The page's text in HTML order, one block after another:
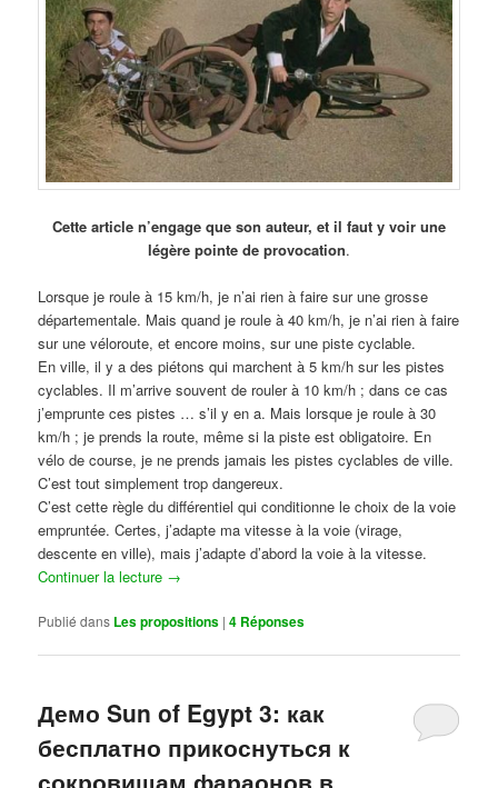
Cette article n’engage que son auteur, et il faut y voir une
légère pointe de provocation.
Lorsque je roule à 15 km/h, je n’ai rien à faire sur une grosse
départementale. Mais quand je roule à 40 km/h, je n’ai rien à faire
sur une véloroute, et encore moins, sur une piste cyclable.
En ville, il y a des piétons qui marchent à 5 km/h sur les pistes
cyclables. Il m’arrive souvent de rouler à 10 km/h ; dans ce cas
j’emprunte ces pistes … s’il y en a. Mais lorsque je roule à 30
km/h ; je prends la route, même si la piste est obligatoire. En
vélo de course, je ne prends jamais les pistes cyclables de ville.
C’est tout simplement trop dangereux.
C’est cette règle du différentiel qui conditionne le choix de la voie
empruntée. Certes, j’adapte ma vitesse à la voie (virage,
descente en ville), mais j’adapte d’abord la voie à la vitesse.
Continuer la lecture →
Publié dans Les propositions |4 Réponses
Демо Sun of Egypt 3: как
бесплатно прикоснуться к